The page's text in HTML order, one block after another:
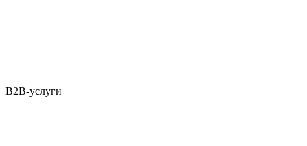
B2B-услуги